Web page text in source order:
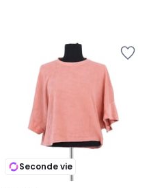
Seconde vie